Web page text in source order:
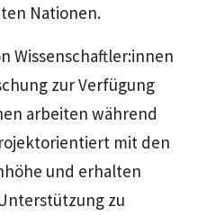
Nationen.
Wissenschaftler:innen
zur Verfügung
arbeiten während
mit den
und erhalten
zu